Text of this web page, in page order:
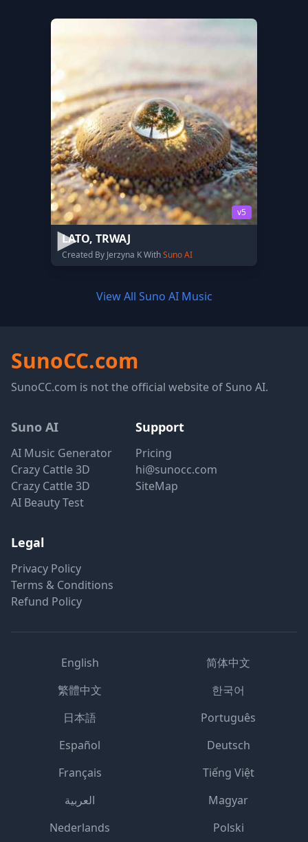
v5
LATO, TRWAJ
Created By Jerzyna K WithSuno AI
View All Suno AI Music
SunoCC.com
SunoCC.com is not the official website of Suno AI.
Suno AI
AI Music Generator
Crazy Cattle 3D
Crazy Cattle 3D
AI Beauty Test
Support
Pricing
hi@sunocc.com
SiteMap
Legal
Privacy Policy
Terms & Conditions
Refund Policy
English
简体中文
繁體中文
한국어
日本語
Português
Español
Deutsch
Français
Tiếng Việt
العربية
Magyar
Nederlands
Polski